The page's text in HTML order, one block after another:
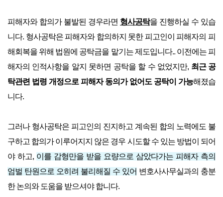
피해자와 합의가 불발된 경우라면 형사공탁을 진행하실 수 있습
니다. 형사공탁은 피해자와 합의하지 못한 피고인이 피해자의 피
해회복을 위해 법원에 공탁금을 맡기는 제도입니다.. 이전에는 피
해자의 인적사항을 알지 못하면 공탁을 할 수 없었지만, 최근 공
탁관련 법령 개정으로 피해자 동의가 없어도 공탁이 가능해졌습
니다.
그러나 형사공탁은 피고인의 진지하고 계속된 합의 노력에도 불
구하고 합의가 이루어지지 않은 경우 시도할 수 있는 방법이 되어
야 하고, 이를 감형만을 받을 요량으로 삼았다가는 피해자 측의
엄벌 탄원으로 오히려 불리해질 수 있어 변호사사무실과의 충분
한 논의와 도움을 받으셔야 합니다.